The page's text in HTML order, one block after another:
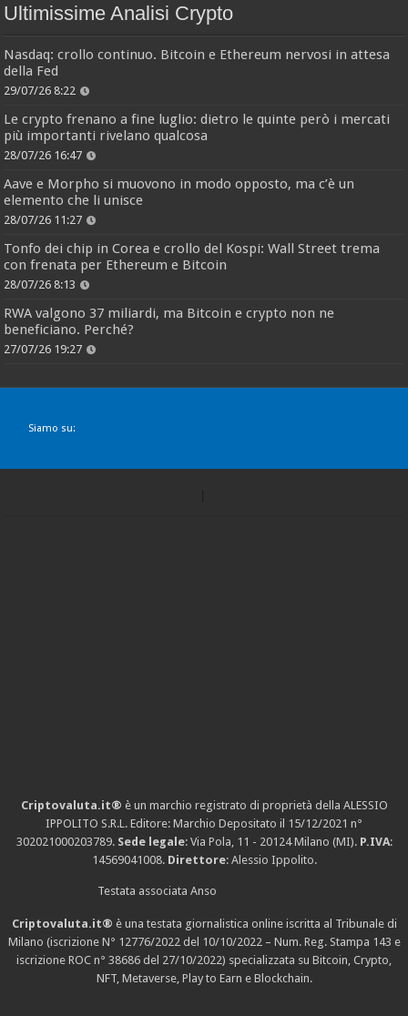
Ultimissime Analisi Crypto
Nasdaq: crollo continuo. Bitcoin e Ethereum nervosi in attesa
della Fed
29/07/26 8:22
Le crypto frenano a fine luglio: dietro le quinte però i mercati
più importanti rivelano qualcosa
28/07/26 16:47
Aave e Morpho si muovono in modo opposto, ma c’è un
elemento che li unisce
28/07/26 11:27
Tonfo dei chip in Corea e crollo del Kospi: Wall Street trema
con frenata per Ethereum e Bitcoin
28/07/26 8:13
RWA valgono 37 miliardi, ma Bitcoin e crypto non ne
beneficiano. Perché?
27/07/26 19:27
Siamo su:
Criptovaluta.it® è un marchio registrato di proprietà della ALESSIO
IPPOLITO S.R.L. Editore: Marchio Depositato il 15/12/2021 n°
302021000203789. Sede legale: Via Pola, 11 - 20124 Milano (MI). P.IVA:
14569041008. Direttore: Alessio Ippolito.
Testata associata Anso
Criptovaluta.it® è una testata giornalistica online iscritta al Tribunale di
Milano (iscrizione N° 12776/2022 del 10/10/2022 – Num. Reg. Stampa 143 e
iscrizione ROC n° 38686 del 27/10/2022) specializzata su Bitcoin, Crypto,
NFT, Metaverse, Play to Earn e Blockchain.